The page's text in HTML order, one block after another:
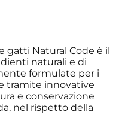
gatti Natural Code è il
naturali e di
formulate per i
tramite innovative
e conservazione
nel rispetto della